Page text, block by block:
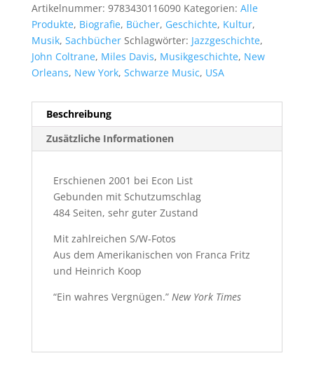
Artikelnummer: 9783430116090 Kategorien: Alle
Produkte, Biografie, Bücher, Geschichte, Kultur,
Musik, Sachbücher Schlagwörter: Jazzgeschichte,
John Coltrane, Miles Davis, Musikgeschichte, New
Orleans, New York, Schwarze Music, USA
Beschreibung
Zusätzliche Informationen
Erschienen 2001 bei Econ List
Gebunden mit Schutzumschlag
484 Seiten, sehr guter Zustand
Mit zahlreichen S/W-Fotos
Aus dem Amerikanischen von Franca Fritz
und Heinrich Koop
“Ein wahres Vergnügen.”New York Times